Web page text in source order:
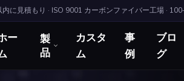
に見積もり · ISO 9001 カーボンファイバー工場 ·
ー
製
品
カスタ
ム
事
例
ブロ
グ